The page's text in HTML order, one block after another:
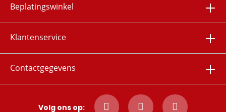
Beplatingswinkel
Klantenservice
Contactgegevens
Volg ons op: